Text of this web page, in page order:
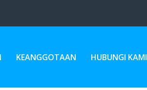
KEANGGOTAAN HUBUNGI KAMI